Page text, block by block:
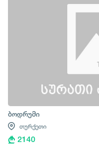
ბოდრუმი
თურქეთი
2140